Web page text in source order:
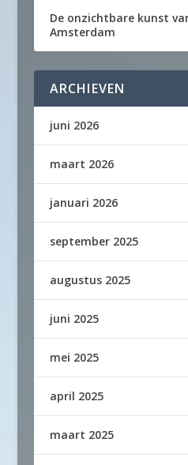
De onzichtbare kunst
Amsterdam
ARCHIEVEN
juni 2026
maart 2026
januari 2026
september 2025
augustus 2025
juni 2025
mei 2025
april 2025
maart 2025